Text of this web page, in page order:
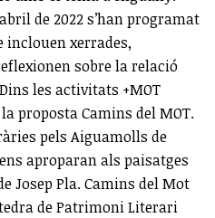
de 2022 s’han programat
inclouen xerrades,
sobre la relació
les activitats +MOT
proposta Camins del MOT.
pels Aiguamolls de
aproparan als paisatges
Josep Pla. Camins del Mot
de Patrimoni Literari